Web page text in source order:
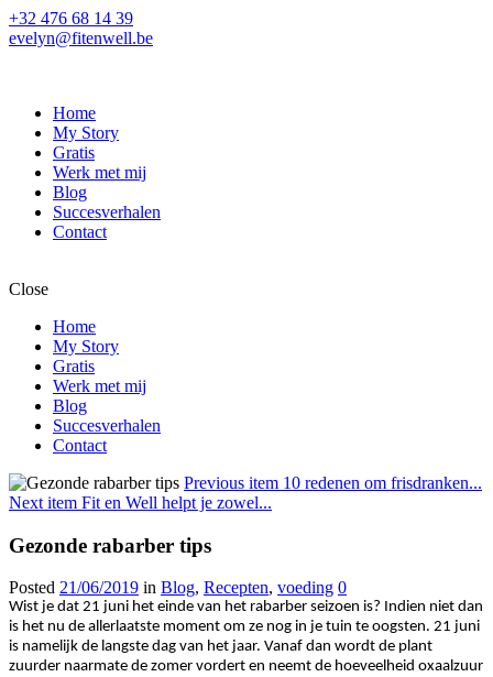
+32 476 68 14 39
evelyn@fitenwell.be
Home
My Story
Gratis
Werk met mij
Blog
Succesverhalen
Contact
Close
Home
My Story
Gratis
Werk met mij
Blog
Succesverhalen
Contact
Previous item 10 redenen om frisdranken...
Next item Fit en Well helpt je zowel...
Gezonde rabarber tips
Posted 21/06/2019 in Blog, Recepten, voeding 0
Wist je dat 21 juni het einde van het rabarber seizoen is? Indien niet dan
is het nu de allerlaatste moment om ze nog in je tuin te oogsten. 21 juni
is namelijk de langste dag van het jaar. Vanaf dan wordt de plant
zuurder naarmate de zomer vordert en neemt de hoeveelheid oxaalzuur